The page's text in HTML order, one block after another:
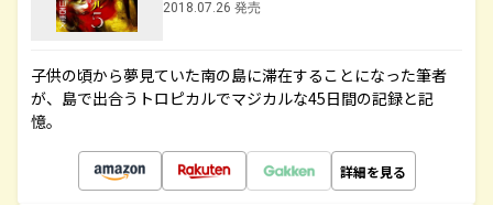
2018.07.26 発売
子供の頃から夢見ていた南の島に滞在することになった筆者
が、島で出合うトロピカルでマジカルな45日間の記録と記
憶。
詳細を見る